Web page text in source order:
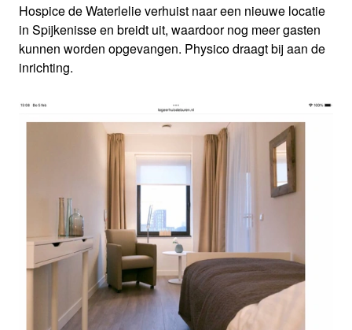
Hospice de Waterlelie verhuist naar een nieuwe locatie
in Spijkenisse en breidt uit, waardoor nog meer gasten
kunnen worden opgevangen. Physico draagt bij aan de
inrichting.